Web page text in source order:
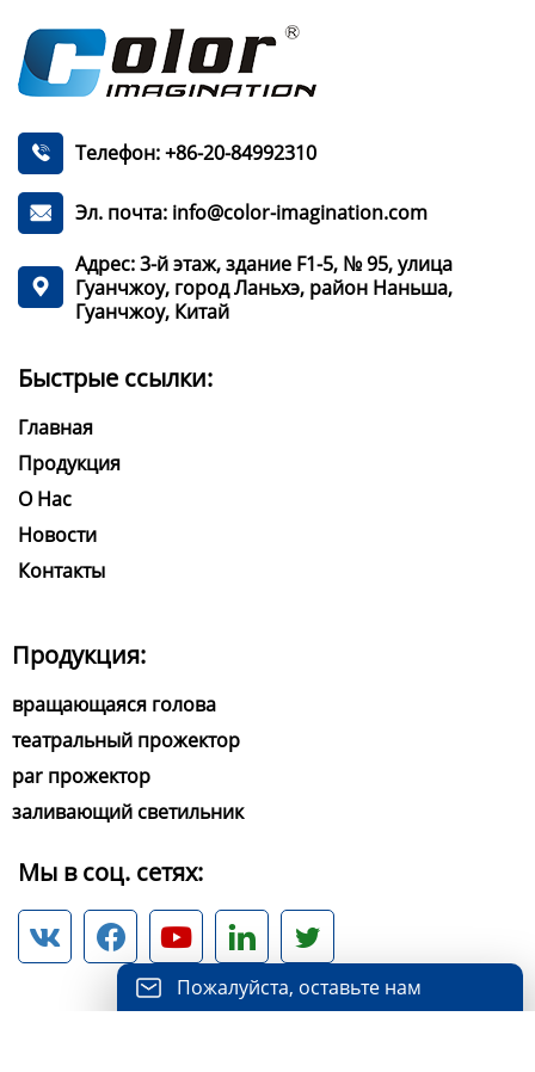
Пожалуйста, оставьте нам
 Телефон: +86-20-84992310
 Эл. почта: info@color-imagination.com

Адрес: 3-й этаж, здание F1-5, № 95, улица
Гуанчжоу, город Ланьхэ, район Наньша,
Гуанчжоу, Китай
Быстрые ссылки:
Главная
Продукция
О Нас
Новости
Контакты
Продукция:
вращающаяся голова
театральный прожектор
par прожектор
заливающий светильник
Мы в соц. сетях:
    